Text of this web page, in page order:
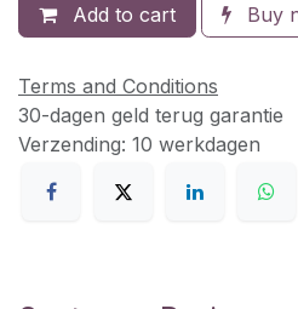
Add to cart Buy
Terms and Conditions
30-dagen geld terug garantie
Verzending: 10 werkdagen